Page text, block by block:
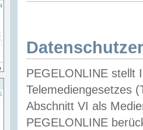
PEGELONLINE stellt
Telemediengesetzes
Abschnitt VI als
PEGELONLINE